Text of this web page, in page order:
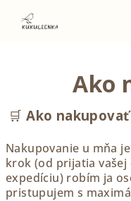
obsah
Ako
🛒 Ako
Nakupovanie u mňa
krok (od prijatia vašej
expedíciu) robím ja
pristupujem s